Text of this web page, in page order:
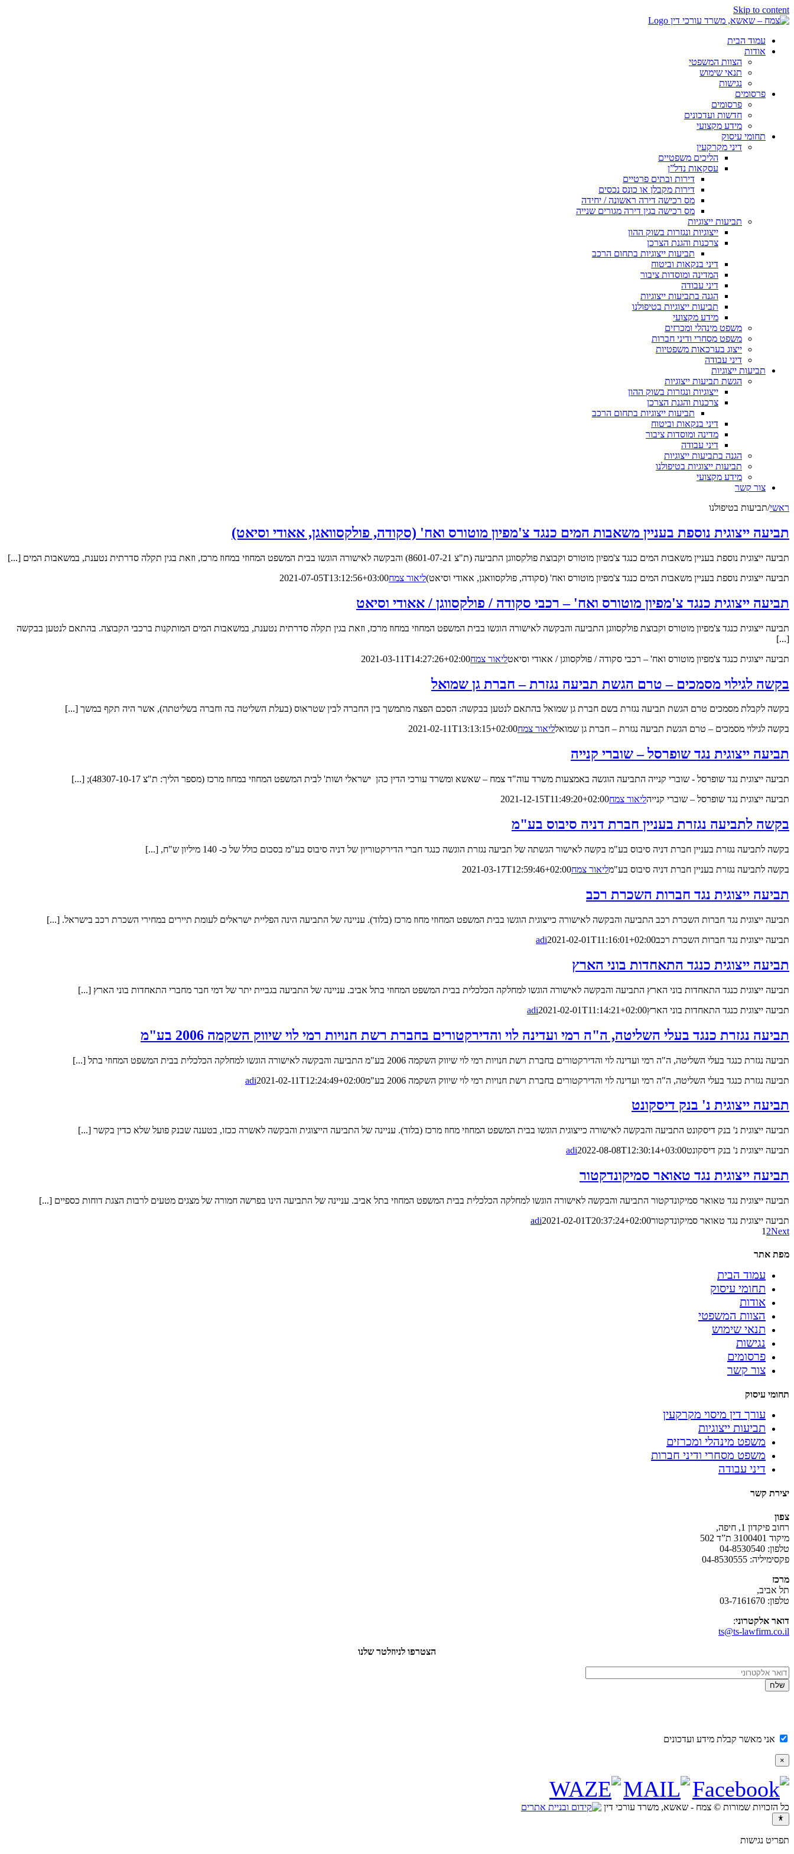
Skip to content
עמוד הבית
אודות
הצוות המשפטי
תנאי שימוש
נגישות
פרסומים
פרסומים
חדשות ועדכונים
מידע מקצועי
תחומי עיסוק
דיני מקרקעין
הליכים משפטיים
עסקאות נדל”ן
דירות ובתים פרטיים
דירות מקבלן או כונס נכסים
מס רכישה דירה ראשונה / יחידה
מס רכישה בגין דירה מגורים שנייה
תביעות ייצוגיות
ייצוגיות ונגזרות בשוק ההון
צרכנות והגנת הצרכן
תביעות ייצוגיות בתחום הרכב
דיני בנקאות וביטוח
המדינה ומוסדות ציבור
דיני עבודה
הגנה בתביעות ייצוגיות
תביעות ייצוגיות בטיפולנו
מידע מקצועי
משפט מינהלי ומכרזים
משפט מסחרי ודיני חברות
ייצוג בערכאות משפטיות
דיני עבודה
תביעות ייצוגיות
הגשת תביעות ייצוגיות
ייצוגיות ונגזרות בשוק ההון
צרכנות והגנת הצרכן
תביעות ייצוגיות בתחום הרכב
דיני בנקאות וביטוח
מדינה ומוסדות ציבור
דיני עבודה
הגנה בתביעות ייצוגיות
תביעות ייצוגיות בטיפולנו
מידע מקצועי
צור קשר
ראשי/תביעות בטיפולנו
תביעה ייצוגית נוספת בעניין משאבות המים כנגד צ'מפיון מוטורס ואח' (סקודה, פולקסוואגן, אאודי וסיאט)
תביעה ייצוגית נוספת בעניין משאבות המים כנגד צ'מפיון מוטורס וקבוצת פולקסווגן התביעה (ת"צ 8601-07-21) והבקשה לאישורה הוגשו בבית המשפט המחוזי במחוז מרכז, וזאת בגין תקלה סדרתית נטענת, במשאבות המים [...]
תביעה ייצוגית נוספת בעניין משאבות המים כנגד צ'מפיון מוטורס ואח' (סקודה, פולקסוואגן, אאודי וסיאט)ליאור צמח2021-07-05T13:12:56+03:00
תביעה ייצוגית כנגד צ'מפיון מוטורס ואח' – רכבי סקודה / פולקסווגן / אאודי וסיאט
תביעה ייצוגית כנגד צ'מפיון מוטורס וקבוצת פולקסווגן התביעה והבקשה לאישורה הוגשו בבית המשפט המחוזי במחוז מרכז, וזאת בגין תקלה סדרתית נטענת, במשאבות המים המותקנות ברכבי הקבוצה. בהתאם לנטען בבקשה
[...]
תביעה ייצוגית כנגד צ'מפיון מוטורס ואח' – רכבי סקודה / פולקסווגן / אאודי וסיאטליאור צמח2021-03-11T14:27:26+02:00
בקשה לגילוי מסמכים – טרם הגשת תביעה נגזרת – חברת גן שמואל
בקשה לקבלת מסמכים טרם הגשת תביעה נגזרת בשם חברת גן שמואל בהתאם לנטען בבקשה: הסכם הפצה מתמשך בין החברה לבין שטראוס (בעלת השליטה בה וחברה בשליטתה), אשר היה תקף במשך [...]
בקשה לגילוי מסמכים – טרם הגשת תביעה נגזרת – חברת גן שמואלליאור צמח2021-02-11T13:13:15+02:00
תביעה ייצוגית נגד שופרסל – שוברי קנייה
תביעה ייצוגית נגד שופרסל - שוברי קנייה התביעה הוגשה באמצעות משרד עוה"ד צמח – שאשא ומשרד עורכי הדין כהן ישראלי ושות' לבית המשפט המחוזי במחוז מרכז (מספר הליך: ת"צ 48307-10-17); [...]
תביעה ייצוגית נגד שופרסל – שוברי קנייהליאור צמח2021-12-15T11:49:20+02:00
בקשה לתביעה נגזרת בעניין חברת דניה סיבוס בע"מ
בקשה לתביעה נגזרת בעניין חברת דניה סיבוס בע"מ בקשה לאישור הגשתה של תביעה נגזרת הוגשה כנגד חברי הדירקטוריון של דניה סיבוס בע"מ בסכום כולל של כ- 140 מיליון ש"ח, [...]
בקשה לתביעה נגזרת בעניין חברת דניה סיבוס בע"מליאור צמח2021-03-17T12:59:46+02:00
תביעה ייצוגית נגד חברות השכרת רכב
תביעה ייצוגית נגד חברות השכרת רכב התביעה והבקשה לאישורה כייצוגית הוגשו בבית המשפט המחוזי מחוז מרכז (בלוד). עניינה של התביעה הינה הפליית ישראלים לעומת תיירים במחירי השכרת רכב בישראל. [...]
תביעה ייצוגית נגד חברות השכרת רכב
adi2021-02-01T11:16:01+02:00
תביעה ייצוגית כנגד התאחדות בוני הארץ
תביעה ייצוגית כנגד התאחדות בוני הארץ התביעה והבקשה לאישורה הוגשו למחלקה הכלכלית בבית המשפט המחוזי בתל אביב. עניינה של התביעה בגביית יתר של דמי חבר מחברי התאחדות בוני הארץ [...]
תביעה ייצוגית כנגד התאחדות בוני הארץ
adi2021-02-01T11:14:21+02:00
תביעה נגזרת כנגד בעלי השליטה, ה"ה רמי ועדינה לוי והדירקטורים בחברת רשת חנויות רמי לוי שיווק השקמה 2006 בע"מ
תביעה נגזרת כנגד בעלי השליטה, ה"ה רמי ועדינה לוי והדירקטורים בחברת רשת חנויות רמי לוי שיווק השקמה 2006 בע"מ התביעה והבקשה לאישורה הוגשו למחלקה הכלכלית בבית המשפט המחוזי בתל [...]
תביעה נגזרת כנגד בעלי השליטה, ה"ה רמי ועדינה לוי והדירקטורים בחברת רשת חנויות רמי לוי שיווק השקמה 2006 בע"מ
adi2021-02-11T12:24:49+02:00
תביעה ייצוגית נ' בנק דיסקונט
תביעה ייצוגית נ' בנק דיסקונט התביעה והבקשה לאישורה כייצוגית הוגשו בבית המשפט המחוזי מחוז מרכז (בלוד). עניינה של התביעה הייצוגית והבקשה לאשרה ככזו, בטענה שבנק פועל שלא כדין בקשר [...]
תביעה ייצוגית נ' בנק דיסקונט
adi2022-08-08T12:30:14+03:00
תביעה ייצוגית נגד טאואר סמיקונדקטור
תביעה ייצוגית נגד טאואר סמיקונדקטור התביעה והבקשה לאישורה הוגשו למחלקה הכלכלית בבית המשפט המחוזי בתל אביב. עניינה של התביעה הינו בפרשה חמורה של מצגים מטעים לרבות הצגת דוחות כספיים [...]
תביעה ייצוגית נגד טאואר סמיקונדקטור
adi2021-02-01T20:37:24+02:00
1 2Next
מפת אתר
עמוד הבית
תחומי עיסוק
אודות
הצוות המשפטי
תנאי שימוש
נגישות
פרסומים
צור קשר
תחומי עיסוק
עורך דין מיסוי מקרקעין
תביעות ייצוגיות
משפט מינהלי ומכרזים
משפט מסחרי ודיני חברות
דיני עבודה
יצירת קשר
צפון
רחוב פיקדון 1, חיפה,
מיקוד 3100401 ת”ד 502
טלפון: 04-8530540
פקסימיליה: 04-8530555
מרכז
תל אביב,
טלפון: 03-7161670
דואר אלקטרוני:
ts@ts-lawfirm.co.il
הצטרפו לניוזלטר שלנו
אני מאשר קבלת מידע ועדכונים
×
כל הזכויות שמורות © צמח - שאשא, משרד עורכי דין
תפריט נגישות